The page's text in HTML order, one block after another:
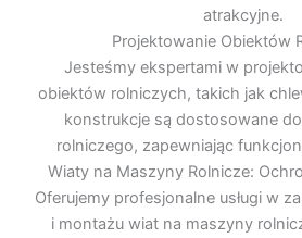
atrakcyjne.
Projektowanie Obiektów
Jesteśmy ekspertami w
obiektów rolniczych, takich jak
konstrukcje są dostosowane
rolniczego, zapewniając
Wiaty na Maszyny Rolnicze:
Oferujemy profesjonalne usługi w
i montażu wiat na maszyny